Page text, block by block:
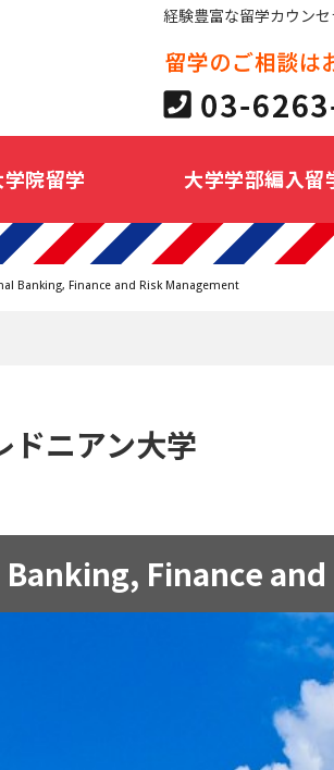
経験豊富な留学カウンセ
学院留学 大学学部編入留
Banking, Finance and Risk Management
ドニアン大学
Finance